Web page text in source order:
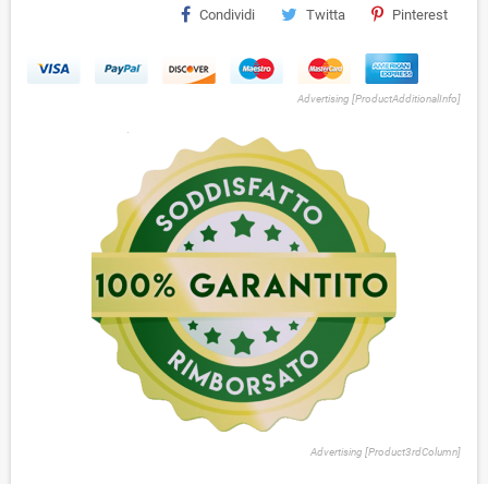
Condividi Twitta Pinterest
Advertising [ProductAdditionalInfo]
Advertising [Product3rdColumn]